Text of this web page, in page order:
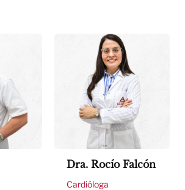
Dra. Rocío Falcón
Cardióloga